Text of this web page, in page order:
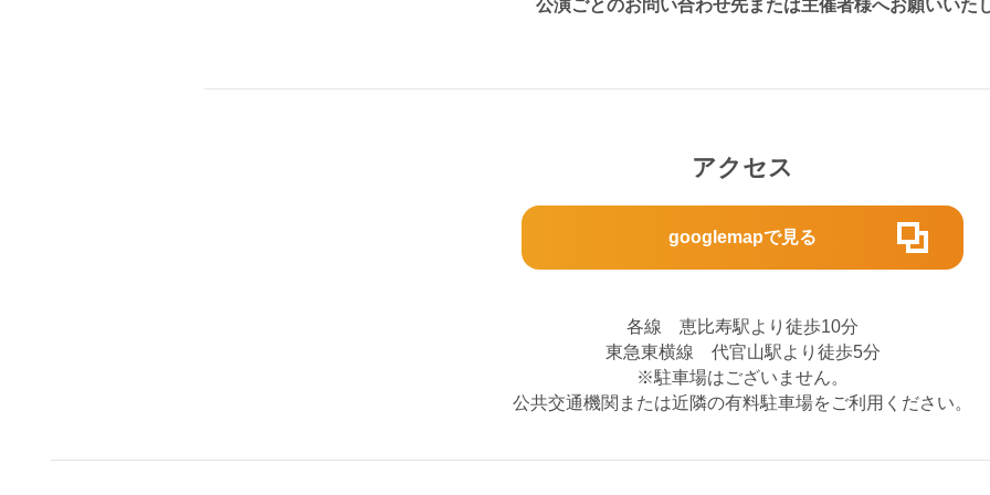
公演ごとのお問い合わせ先または主催者様へお願いいた
アクセス
googlemapで見る
各線 恵比寿駅より徒歩10分
東急東横線 代官山駅より徒歩5分
※駐車場はございません。
公共交通機関または近隣の有料駐車場をご利用ください。